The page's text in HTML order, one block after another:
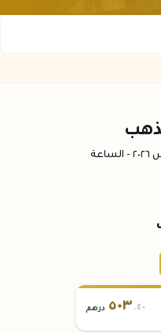
٢٠٢٦ -
الساعة
٥٠٣ .٤٠ درهم